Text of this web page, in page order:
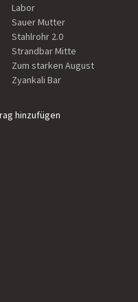
Labor
Sauer Mutter
Stahlrohr 2.0
Strandbar Mitte
Zum starken August
Zyankali Bar
hinzufügen